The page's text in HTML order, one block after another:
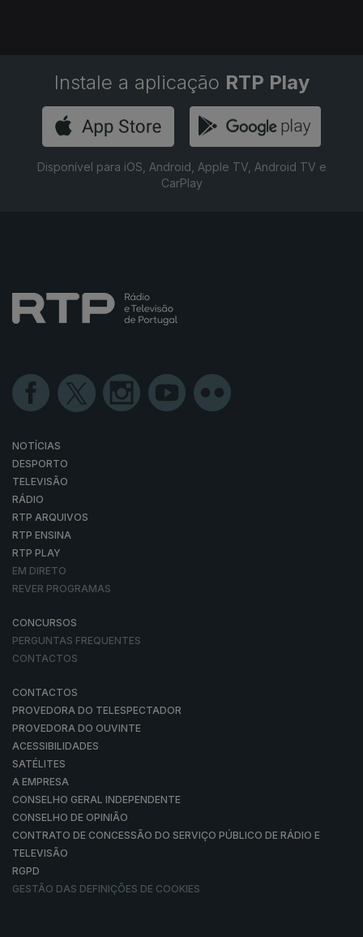
Instale a aplicação RTP Play
Disponível para iOS, Android, Apple TV, Android TV e
CarPlay
NOTÍCIAS
DESPORTO
TELEVISÃO
RÁDIO
RTP ARQUIVOS
RTP ENSINA
RTP PLAY
EM DIRETO
REVER PROGRAMAS
CONCURSOS
PERGUNTAS FREQUENTES
CONTACTOS
CONTACTOS
PROVEDORA DO TELESPECTADOR
PROVEDORA DO OUVINTE
ACESSIBILIDADES
SATÉLITES
A EMPRESA
CONSELHO GERAL INDEPENDENTE
CONSELHO DE OPINIÃO
CONTRATO DE CONCESSÃO DO SERVIÇO PÚBLICO DE RÁDIO E
TELEVISÃO
RGPD
GESTÃO DAS DEFINIÇÕES DE COOKIES